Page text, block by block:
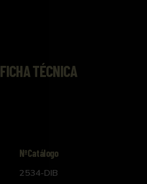
FICHA TÉCNICA
NºCatálogo
2534-DIB